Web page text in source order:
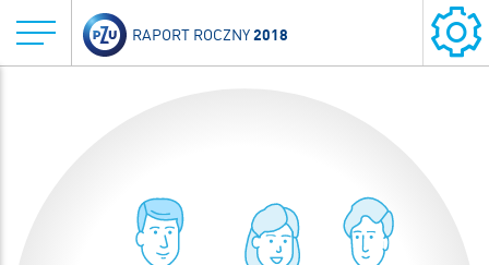
RAPORT ROCZNY2018